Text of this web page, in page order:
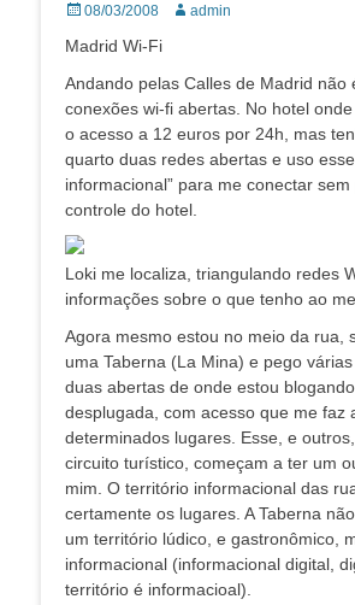
Posted
08/03/2008 Autor:admin
Madrid Wi-Fi
Andando pelas Calles de Madrid não
conexões wi-fi abertas. No hotel
o acesso a 12 euros por 24h, mas
quarto duas redes abertas e uso
informacional” para me conectar
controle do hotel.
Loki me localiza, triangulando redes
informações sobre o que tenho ao
Agora mesmo estou no meio da rua,
uma Taberna (La Mina) e pego
duas abertas de onde estou
desplugada, com acesso que me faz
determinados lugares. Esse, e
circuito turístico, começam a ter um
mim. O território informacional das
certamente os lugares. A Taberna
um território lúdico, e gastronômico,
informacional (informacional digital,
território é informacioal).